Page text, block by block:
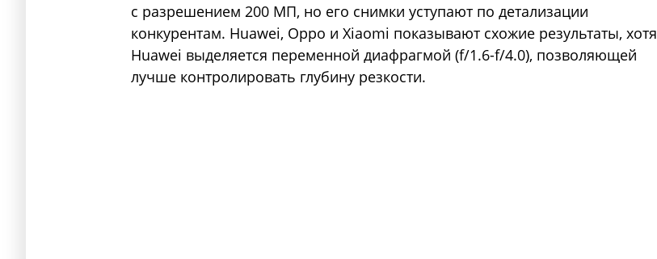
с разрешением 200 МП, но его снимки уступают по детализации
конкурентам. Huawei, Oppo и Xiaomi показывают схожие результаты, хотя
Huawei выделяется переменной диафрагмой (f/1.6-f/4.0), позволяющей
лучше контролировать глубину резкости.